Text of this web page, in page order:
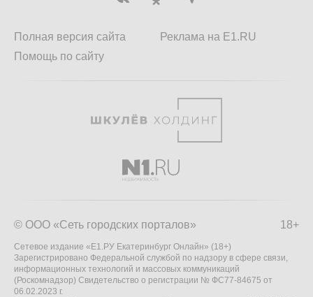
Полная версия сайта
Помощь по сайту
Реклама на E1.RU
18+
© ООО «Сеть городских порталов»
Сетевое издание «Е1.РУ Екатеринбург Онлайн» (18+)
Зарегистрировано Федеральной службой по надзору в сфере связи,
информационных технологий и массовых коммуникаций
(Роскомнадзор) Свидетельство о регистрации № ФС77-84675 от
06.02.2023 г.